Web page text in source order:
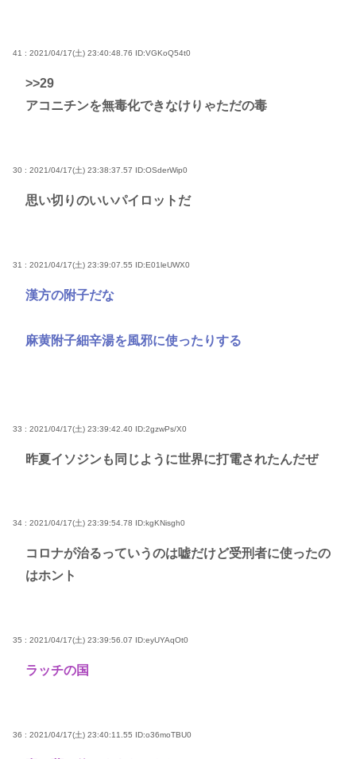
41 : 2021/04/17(土) 23:40:48.76 ID:VGKoQ54t0
>>29
アコニチンを無毒化できなけりゃただの毒
30 : 2021/04/17(土) 23:38:37.57 ID:OSderWip0
思い切りのいいパイロットだ
31 : 2021/04/17(土) 23:39:07.55 ID:E01leUWX0
漢方の附子だな
麻黄附子細辛湯を風邪に使ったりする
33 : 2021/04/17(土) 23:39:42.40 ID:2gzwPs/X0
昨夏イソジンも同じように世界に打電されたんだぜ
34 : 2021/04/17(土) 23:39:54.78 ID:kgKNisgh0
コロナが治るっていうのは嘘だけど受刑者に使ったの
はホント
35 : 2021/04/17(土) 23:39:56.07 ID:eyUYAqOt0
ラッチの国
36 : 2021/04/17(土) 23:40:11.55 ID:o36moTBU0